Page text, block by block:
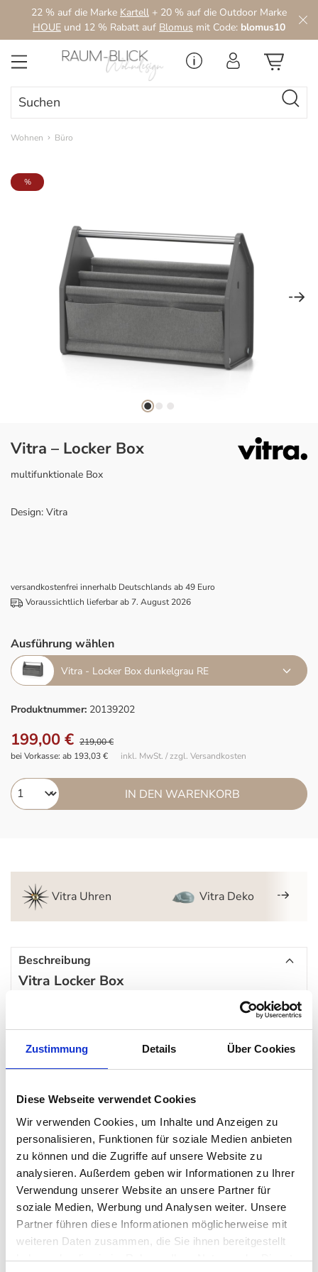
Zustimmung Details Über Cookies
Diese Webseite verwendet Cookies
Wir verwenden Cookies, um Inhalte und Anzeigen zu
personalisieren, Funktionen für soziale Medien anbieten
zu können und die Zugriffe auf unsere Website zu
analysieren. Außerdem geben wir Informationen zu Ihrer
Verwendung unserer Website an unsere Partner für
soziale Medien, Werbung und Analysen weiter. Unsere
Partner führen diese Informationen möglicherweise mit
weiteren Daten zusammen, die Sie ihnen bereitgestellt
haben oder die sie im Rahmen Ihrer Nutzung der Dienste
Zum Hauptinhalt springen
22 % auf die Marke Kartell + 20 % auf die Outdoor Marke
HOUE und 12 % Rabatt auf Blomus mit Code: blomus10
Wohnen Büro
Bildergalerie überspringen
%
Vitra – Locker Box
multifunktionale Box
Design: Vitra
versandkostenfrei innerhalb Deutschlands ab 49 Euro
Voraussichtlich lieferbar ab 7. August 2026
Ausführung wählen
Vitra - Locker Box dunkelgrau RE
Produktnummer: 20139202
199,00 € 219,00 €
inkl. MwSt. / zzgl. Versandkosten
bei Vorkasse: ab 193,03 €
IN DEN WARENKORB
Vitra Uhren Vitra Deko
Beschreibung
Vitra Locker Box
Jetzt wird es praktisch – und zwar mit dieser multifunktionalen
Box aus dem HauseVitra. Denn damit lässt sich nahezu alles
verstauen und transportieren: Ob Schreibtischutensilien,
Ladekabel, Blöcke oder Laptop samt Zubehör – mit Hilfe des
sie einfach auf ihren Einsatz wartet, weshalb sie nicht in
irgendeinem Schrank verstaut werden muss.
Damit eignet sich dieseBoxhervorragend für das Büro oder
auch das Home Office. Größer gedacht lässt sich damit auch
das Desksharing, bei welchem sich mehrere Kollegen einen
Tisch teilen, reibungslos durchführen, wenn alle Mitarbeiter ihre